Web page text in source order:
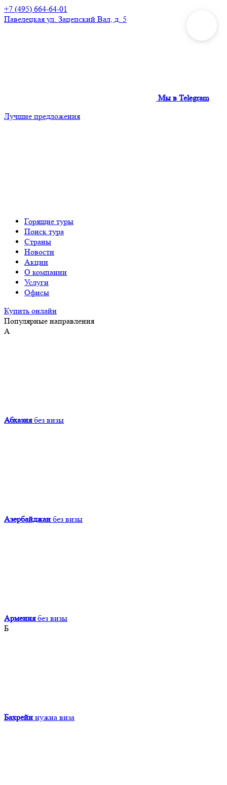
+7 (495) 664-64-01
Павелецкая ул. Зацепский Вал, д. 5
Мы в Telegram
Лучшие предложения
Горящие туры
Поиск тура
Страны
Новости
Акции
О компании
Услуги
Офисы
Купить онлайн
Популярные направления
А
Абхазия без визы
Азербайджан без визы
Армения без визы
Б
Бахрейн нужна виза